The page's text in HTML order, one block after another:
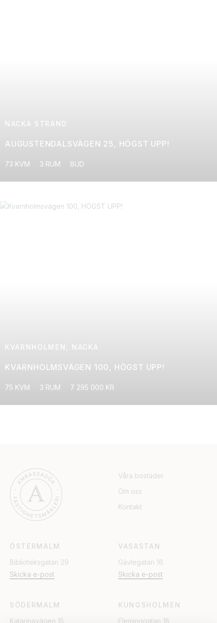
NACKA STRAND
AUGUSTENDALSVÄGEN 25, HÖGST UPP!
73 KVM 3 RUM BUD
KVARNHOLMEN, NACKA
KVARNHOLMSVÄGEN 100, HÖGST UPP!
75 KVM 3 RUM 7 295 000 KR
Våra bostäder
Om oss
Kontakt
ÖSTERMALM
Biblioteksgatan 29
Skicka e-post
VASASTAN
Gävlegatan 16
Skicka e-post
SÖDERMALM
Katarinavägen 15
KUNGSHOLMEN
Fleminggatan 18